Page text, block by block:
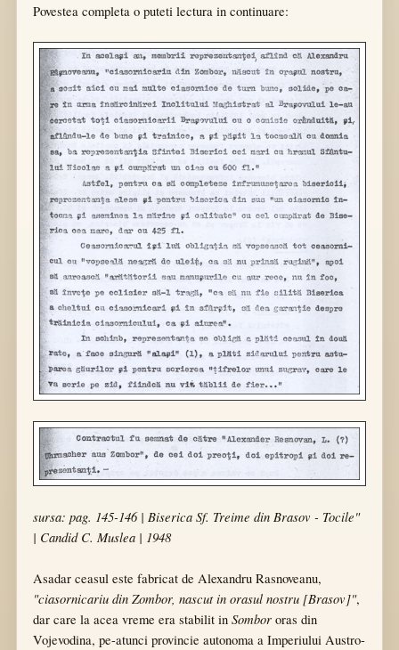
Povestea completa o puteti lectura in continuare:
sursa: pag. 145-146 | Biserica Sf. Treime din Brasov - Tocile"
| Candid C. Muslea | 1948
Asadar ceasul este fabricat de Alexandru Rasnoveanu,
"ciasornicariu din Zombor, nascut in orasul nostru [Brasov]",
dar care la acea vreme era stabilit in Sombor oras din
Vojevodina, pe-atunci provincie autonoma a Imperiului Austro-